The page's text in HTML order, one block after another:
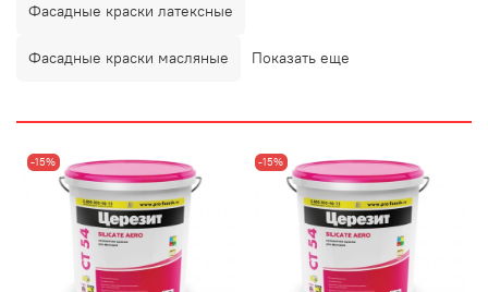
Фасадные краски латексные
Фасадные краски масляные Показать еще
-15% -15%